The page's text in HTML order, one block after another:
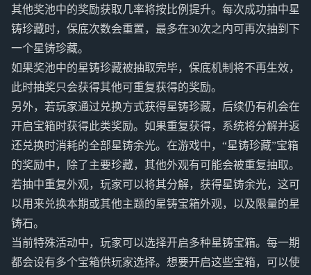
其他奖池中的奖励获取几率将按比例提升。每次成功抽中星
铸珍藏时，保底次数会重置，最多在30次之内可再次抽到下
一个星铸珍藏。
如果奖池中的星铸珍藏被抽取完毕，保底机制将不再生效，
此时抽奖只会获得其他可重复获得的奖励。
另外，若玩家通过兑换方式获得星铸珍藏，后续仍有机会在
开启宝箱时获得此类奖励。如果重复获得，系统将分解并返
还兑换时消耗的全部星铸余光。在游戏中，“星铸珍藏”宝箱
的奖励中，除了主要珍藏，其他外观有可能会被重复抽取。
若抽中重复外观，玩家可以将其分解，获得星铸余光，这可
以用来兑换本期或其他主题的星铸宝箱外观，以及限量的星
铸石。
当前特殊活动中，玩家可以选择开启多种星铸宝箱。每一期
都会设有多个宝箱供玩家选择。想要开启这些宝箱，可以使